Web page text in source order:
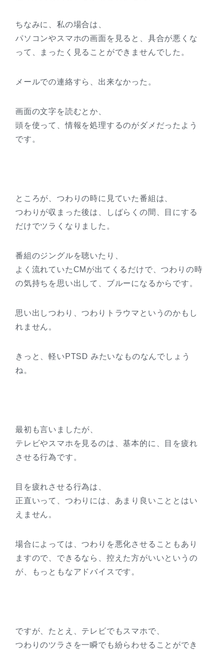
ちなみに、私の場合は、
パソコンやスマホの画面を見ると、具合が悪くな
って、まったく見ることができませんでした。
メールでの連絡すら、出来なかった。
画面の文字を読むとか、
頭を使って、情報を処理するのがダメだったよう
です。
ところが、つわりの時に見ていた番組は、
つわりが収まった後は、しばらくの間、目にする
だけでツラくなりました。
番組のジングルを聴いたり、
よく流れていたCMが出てくるだけで、つわりの時
の気持ちを思い出して、ブルーになるからです。
思い出しつわり、つわりトラウマというのかもし
れません。
きっと、軽いPTSD みたいなものなんでしょう
ね。
最初も言いましたが、
テレビやスマホを見るのは、基本的に、目を疲れ
させる行為です。
目を疲れさせる行為は、
正直いって、つわりには、あまり良いこととはい
えません。
場合によっては、つわりを悪化させることもあり
ますので、できるなら、控えた方がいいというの
が、もっともなアドバイスです。
ですが、たとえ、テレビでもスマホで、
つわりのツラさを一瞬でも紛らわせることができ